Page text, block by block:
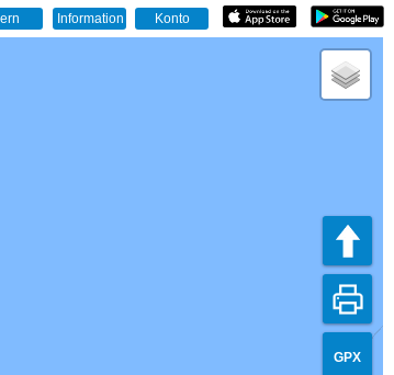
GPX